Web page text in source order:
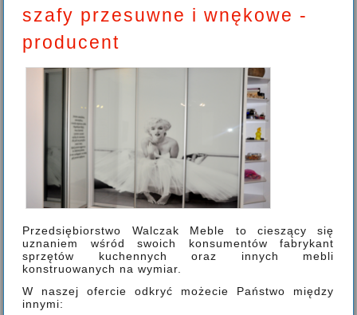
szafy przesuwne i wnękowe -
producent
Przedsiębiorstwo Walczak Meble to cieszący się
uznaniem wśród swoich konsumentów fabrykant
sprzętów kuchennych oraz innych mebli
konstruowanych na wymiar.
W naszej ofercie odkryć możecie Państwo między
innymi: